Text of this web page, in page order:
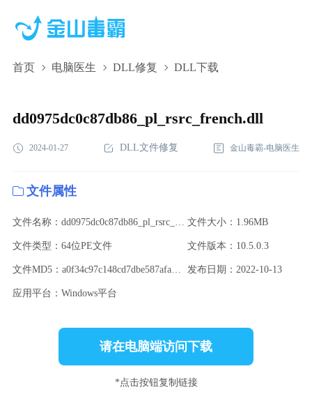
首页 电脑医生 DLL修复 DLL下载
dd0975dc0c87db86_pl_rsrc_french.dll
2024-01-27 DLL文件修复 金山毒霸-电脑医生
文件属性
文件名称：dd0975dc0c87db86_pl_rsrc_french.dll 文件大小：1.96MB
文件类型：64位PE文件 文件版本：10.5.0.3
文件MD5：a0f34c97c148cd7dbe587afad1f09f8d 发布日期：2022-10-13
应用平台：Windows平台
请在电脑端访问下载
*点击按钮复制链接